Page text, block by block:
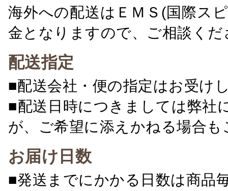
海外への配送はＥＭＳ(国際ス
金となりますので、ご相談くだ
配送指定
■配送会社・便の指定はお受け
■配送日時につきましては弊社
が、ご希望に添えかねる場合
お届け日数
■発送までにかかる日数は商品